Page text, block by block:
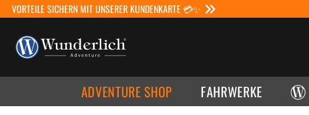
VORTEILE SICHERN MIT UNSERER KUNDENKARTE 💳✨
ADVENTURE SHOP FAHRWERKE